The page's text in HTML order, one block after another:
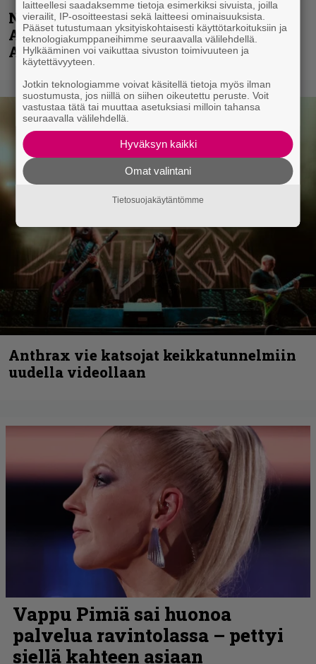
Näin lähtee Ghostin Tobias Forgelta
Accept – menossa mukana myös
Anthrax- ja Korn-miehistöä
Anthrax vie katsojat keikkatunnelmiin
uudella videollaan
laitteellesi saadaksemme tietoja esimerkiksi sivuista, joilla
vierailit, IP-osoitteestasi sekä laitteesi ominaisuuksista.
Pääset tutustumaan yksityiskohtaisesti käyttötarkoituksiin ja
teknologiakumppaneihimme seuraavalla välilehdellä.
Hylkääminen voi vaikuttaa sivuston toimivuuteen ja
käytettävyyteen.
Jotkin teknologiamme voivat käsitellä tietoja myös ilman
suostumusta, jos niillä on siihen oikeutettu peruste. Voit
vastustaa tätä tai muuttaa asetuksiasi milloin tahansa
seuraavalla välilehdellä.
Hyväksyn kaikki
Omat valintani
Tietosuojakäytäntömme